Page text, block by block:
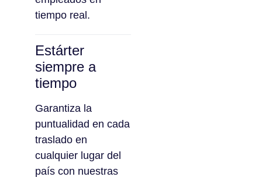
tiempo real.
Estárter
siempre a
tiempo
Garantiza la
puntualidad en cada
traslado en
cualquier lugar del
país con nuestras